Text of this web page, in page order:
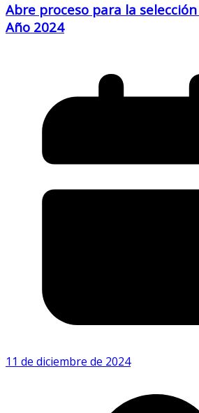
Abre proceso para la
Año 2024
11 de diciembre de 2024